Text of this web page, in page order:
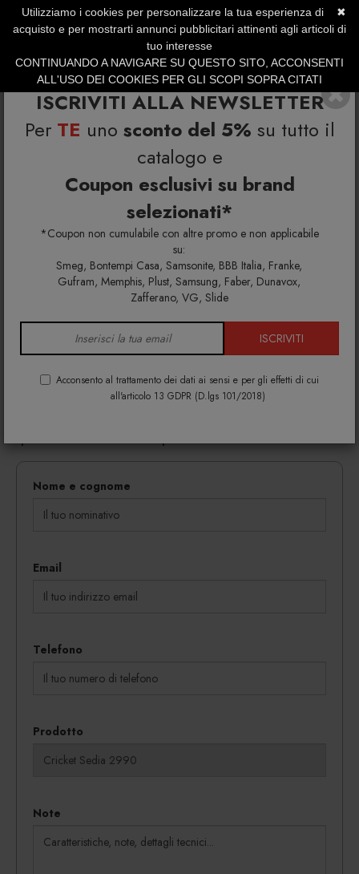
ISCRIVITI ALLA NEWSLETTER
Per TE uno sconto del 5% su tutto il
catalogo e
Coupon esclusivi su brand
selezionati*
*Coupon non cumulabile con altre promo e non applicabile
su:
Smeg, Bontempi Casa, Samsonite, BBB Italia, Franke,
Gufram, Memphis, Plust, Samsung, Faber, Dunavox,
Zafferano, VG, Slide
ISCRIVITI
Acconsento al trattamento dei dati ai sensi e per gli effetti di cui
all'articolo 13 GDPR (D.lgs 101/2018)
SERVIZIO CLIENTI +39.0773.470.562
SUMMER SALES | Fino al 31 Agosto
Richiedi info e un'offerta personalizzata per te
Cricket Sedia 2990
Richiedi maggiori info e la tua
offerta personalizzata per
Cricket Sedia 2990
informazioni su colori, materiali e disponibilità.
Nome e cognome
Email
Telefono
Prodotto
Note
✖
Utilizziamo i cookies per personalizzare la tua esperienza di
acquisto e per mostrarti annunci pubblicitari attinenti agli articoli di
tuo interesse
CONTINUANDO A NAVIGARE SU QUESTO SITO, ACCONSENTI
ALL'USO DEI COOKIES PER GLI SCOPI SOPRA CITATI